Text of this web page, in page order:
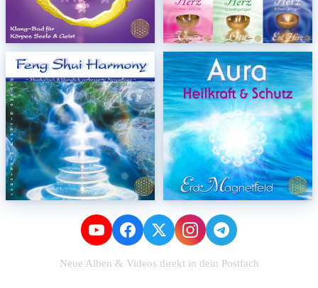
Neue Alben & Videos direkt in dein Postfach